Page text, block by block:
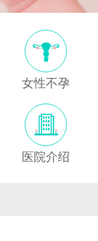
女性不孕
医院介绍